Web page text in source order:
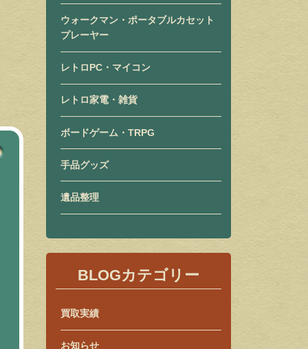
ウォークマン・ポータブルカセット
プレーヤー
レトロPC・マイコン
レトロ家電・雑貨
ボードゲーム・TRPG
手品グッズ
遺品整理
BLOGカテゴリー
買取実績
お知らせ